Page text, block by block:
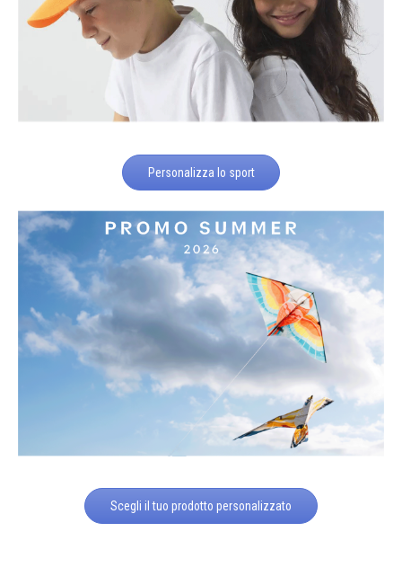
Personalizza lo sport
Scegli il tuo prodotto personalizzato